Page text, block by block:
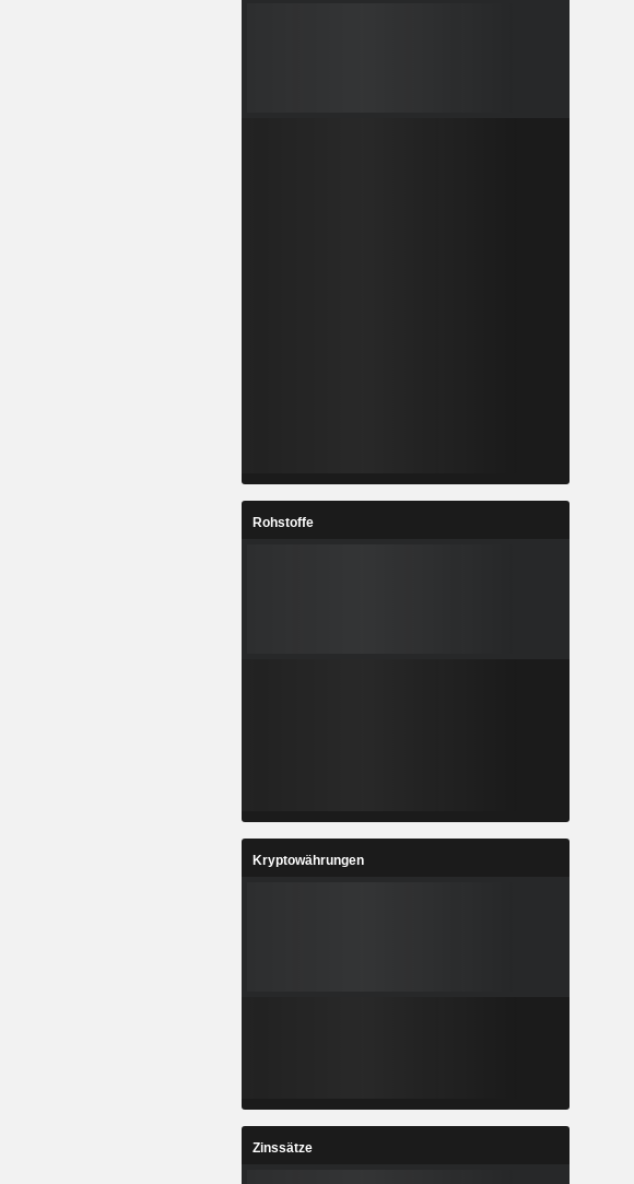
Rohstoffe
Kryptowährungen
Zinssätze